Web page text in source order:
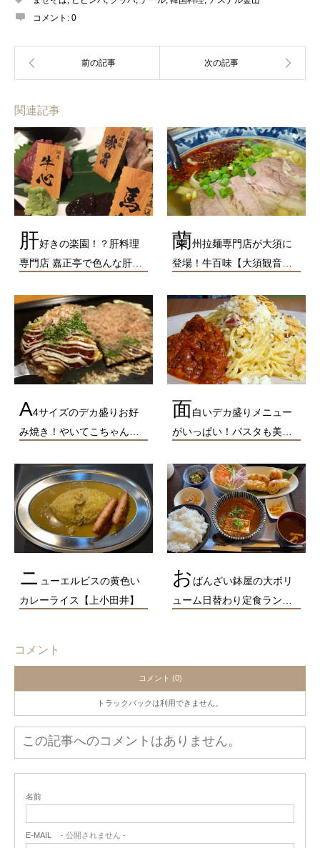
コメント: 0
関連記事
肝好きの楽園！？肝料理
専門店 嘉正亭で色んな肝…
蘭州拉麺専門店が大須に
登場！牛百味【大須観音…
A4サイズのデカ盛りお好
み焼き！やいてこちゃん…
面白いデカ盛りメニュー
がいっぱい！パスタも美…
ニ ューエルビスの黄色い
カレーライス【上小田井】
おばんざい鉢屋の大ボリ
ューム日替わり定食ラン…
コメント
コメント (0)
トラックバックは利用できません。
この記事へのコメントはありません。
名前
E-MAIL - 公開されません -